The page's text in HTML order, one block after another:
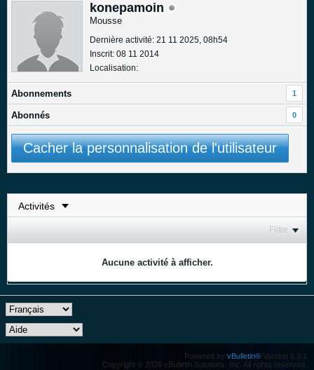
konepamoin
Mousse
Dernière activité: 21 11 2025, 08h54
Inscrit: 08 11 2014
Localisation:
Abonnements 1
Abonnés 0
Cacher la personnalisation de l'utilisateur
Filtre
Aucune activité à afficher.
Powered by vBulletin® Version 5.3.1
Copyright © 2026 vBulletin Solutions, Inc. All rights reserved.